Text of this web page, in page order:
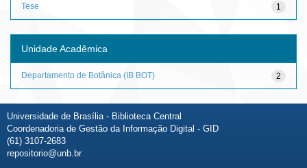
1
Tese
Unidade Acadêmica
2
Departamento de Botânica (IB BOT)
Universidade de Brasília - Biblioteca Central
Coordenadoria de Gestão da Informação Digital - GID
(61) 3107-2683
repositorio@unb.br